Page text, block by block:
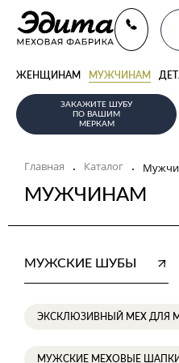
ЖЕНЩИНАМ МУЖЧИНАМ
ЗАКАЖИТЕ ШУБУ
ПО ВАШИМ
МЕРКАМ
Главная . Каталог .
МУЖЧИНАМ
МУЖСКИЕ ШУБЫ
ЭКСКЛЮЗИВНЫЙ МЕХ ДЛЯ
МУЖСКИЕ МЕХОВЫЕ ШАПКИ